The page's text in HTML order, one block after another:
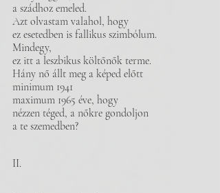
a szádhoz emeled.
Azt olvastam valahol, hogy
ez esetedben is fallikus szimbólum.
Mindegy,
ez itt a leszbikus költőnők terme.
Hány nő állt meg a képed előtt
minimum 1941
maximum 1965 éve, hogy
nézzen téged, a nőkre gondoljon
a te szemedben?
II.